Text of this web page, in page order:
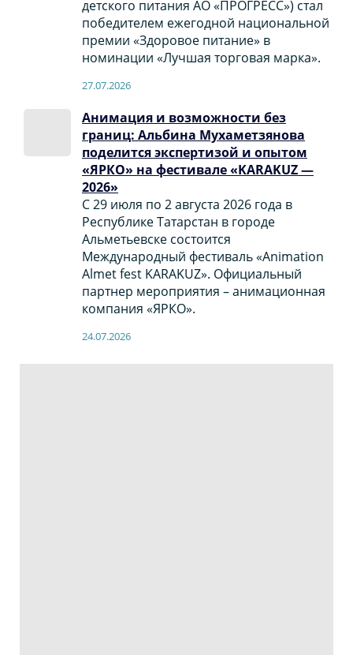
детского питания АО «ПРОГРЕСС») стал
победителем ежегодной национальной
премии «Здоровое питание» в
номинации «Лучшая торговая марка».
27.07.2026
Анимация и возможности без
границ: Альбина Мухаметзянова
поделится экспертизой и опытом
«ЯРКО» на фестивале «KARAKUZ —
2026»
С 29 июля по 2 августа 2026 года в
Республике Татарстан в городе
Альметьевске состоится
Международный фестиваль «Animation
Almet fest KARAKUZ». Официальный
партнер мероприятия – анимационная
компания «ЯРКО».
24.07.2026